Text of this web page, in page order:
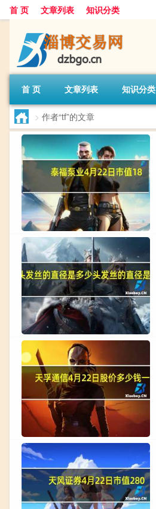
首 页 文章列表 知识分类
首 页 文章列表 知识分类
> 作者“tf”的文章